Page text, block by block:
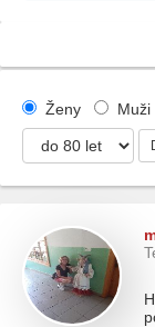
Ženy Muži